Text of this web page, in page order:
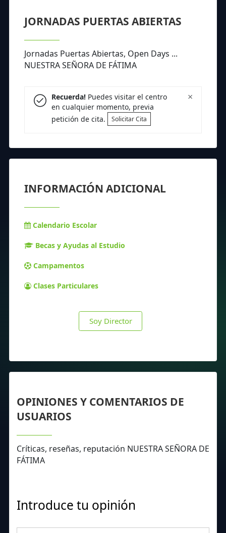
JORNADAS PUERTAS ABIERTAS
Jornadas Puertas Abiertas, Open Days ...
NUESTRA SEÑORA DE FÁTIMA
×
Recuerda!Puedes visitar el centro
en cualquier momento, previa
petición de cita.
Solicitar Cita
INFORMACIÓN ADICIONAL
Calendario Escolar
Becas y Ayudas al Estudio
Campamentos
Clases Particulares
Soy Director
OPINIONES Y COMENTARIOS DE
USUARIOS
Críticas, reseñas, reputación NUESTRA SEÑORA DE
FÁTIMA
Introduce tu opinión